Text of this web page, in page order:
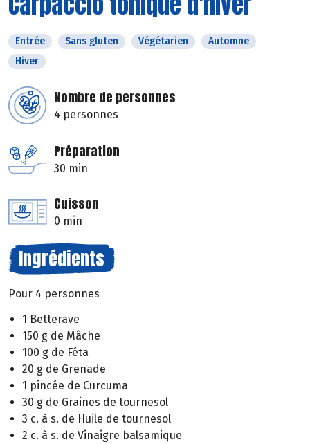
Entrée Sans gluten Végétarien
Automne
Hiver
Nombre de personnes
4 personnes
Préparation
30 min
Cuisson
0 min
Ingrédients
Pour 4 personnes
1 Betterave
150 g de Mâche
100 g de Féta
20 g de Grenade
1 pincée de Curcuma
30 g de Graines de tournesol
3 c. à s. de Huile de tournesol
2 c. à s. de Vinaigre balsamique